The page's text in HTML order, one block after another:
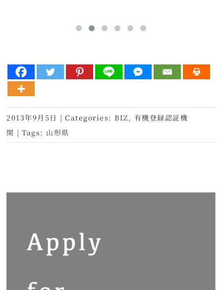
2013年9月5日 | Categories: BIZ , 有機登録認証機
関 | Tags: 山形県